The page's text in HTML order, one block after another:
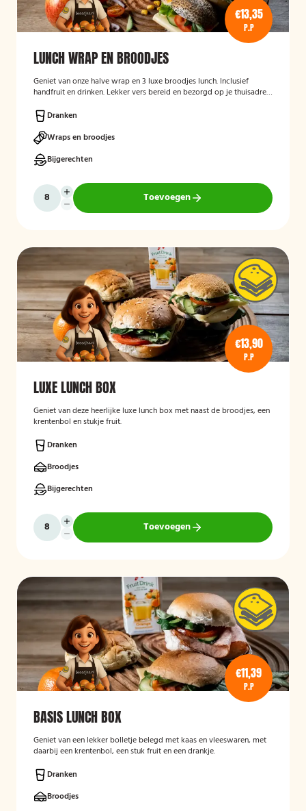
€13,35
P.P
LUNCH WRAP EN BROODJES
Geniet van onze halve wrap en 3 luxe broodjes lunch. Inclusief
handfruit en drinken. Lekker vers bereid en bezorgd op je thuisadres
Dranken
Wraps en broodjes
Bijgerechten
Toevoegen
€13,90
P.P
LUXE LUNCH BOX
Geniet van deze heerlijke luxe lunch box met naast de broodjes, een
krentenbol en stukje fruit.
Dranken
Broodjes
Bijgerechten
Toevoegen
€11,39
P.P
BASIS LUNCH BOX
Geniet van een lekker bolletje belegd met kaas en vleeswaren, met
daarbij een krentenbol, een stuk fruit en een drankje.
Dranken
Broodjes